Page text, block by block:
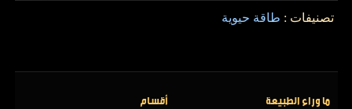
تصنيفات : طاقة حيوية
ما وراء الطبيعة أقسام